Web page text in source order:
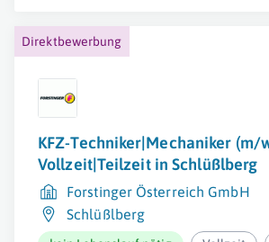
Direktbewerbung
KFZ-Techniker|Mechaniker (m/
Vollzeit|Teilzeit in Schlüßlberg
Forstinger Österreich GmbH
Schlüßlberg